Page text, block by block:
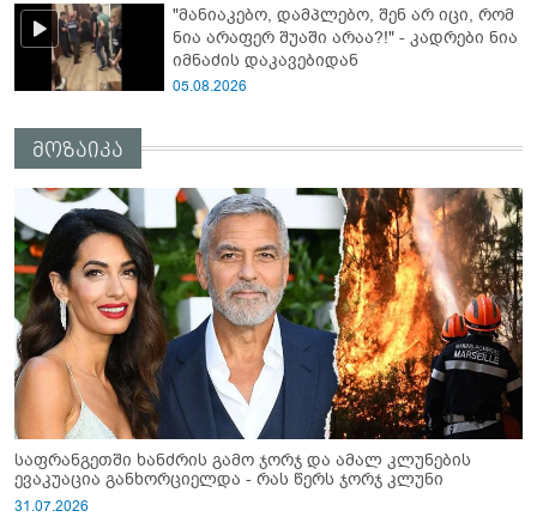
"მანიაკებო, დამპლებო, შენ არ იცი, რომ
ნია არაფერ შუაში არაა?!" - კადრები ნია
იმნაძის დაკავებიდან
05.08.2026
მოზაიკა
საფრანგეთში ხანძრის გამო ჯორჯ და ამალ კლუნების
ევაკუაცია განხორციელდა - რას წერს ჯორჯ კლუნი
31.07.2026